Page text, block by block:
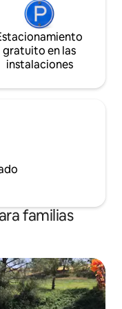
gratuito en las
instalaciones
familias